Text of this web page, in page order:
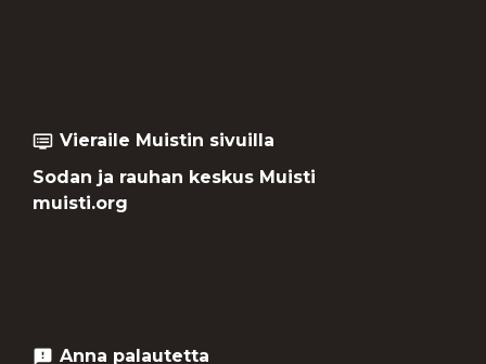
dvr Vieraile Muistin sivuilla
Sodan ja rauhan keskus Muisti
muisti.org
feedback Anna palautetta